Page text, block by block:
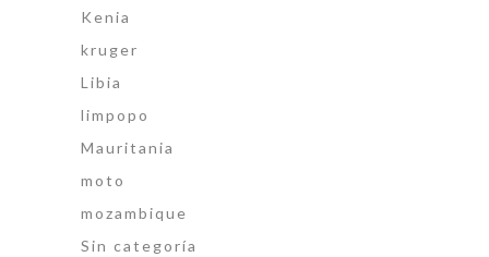
Kenia
kruger
Libia
limpopo
Mauritania
moto
mozambique
Sin categoría